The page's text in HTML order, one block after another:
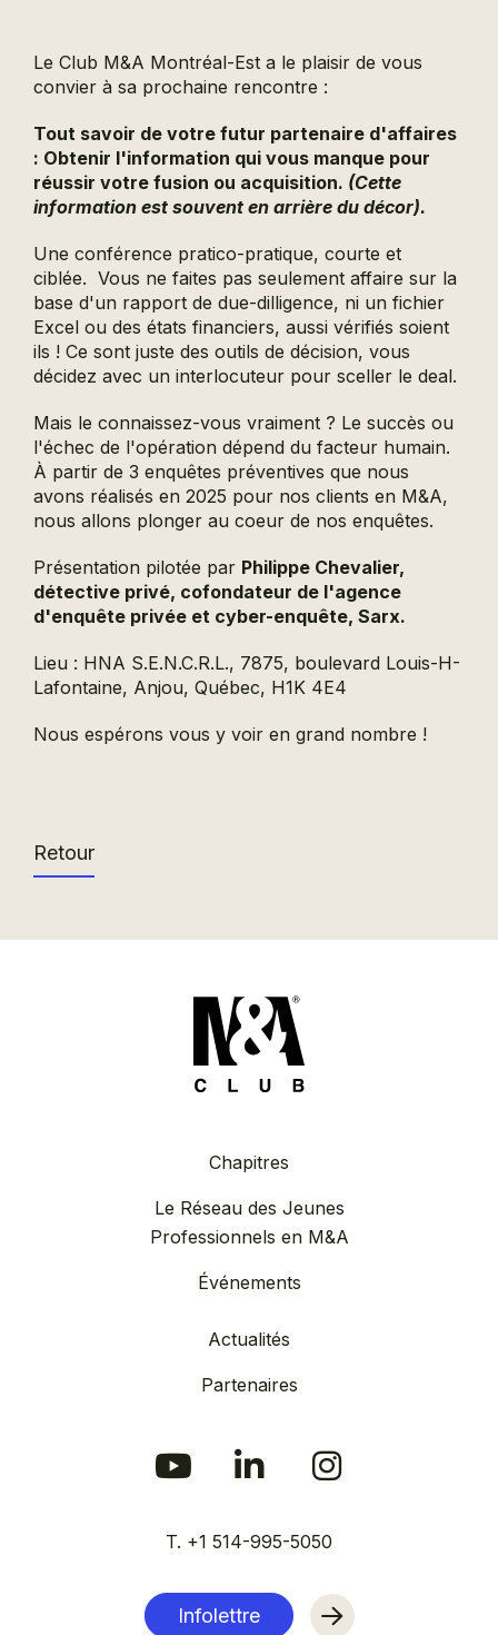
Le Club M&A Montréal-Est a le plaisir de vous
convier à sa prochaine rencontre :
Tout savoir de votre futur partenaire d'affaires
: Obtenir l'information qui vous manque pour
réussir votre fusion ou acquisition. (Cette
information est souvent en arrière du décor).
Une conférence pratico-pratique, courte et
ciblée. Vous ne faites pas seulement affaire sur la
base d'un rapport de due-dilligence, ni un fichier
Excel ou des états financiers, aussi vérifiés soient
ils ! Ce sont juste des outils de décision, vous
décidez avec un interlocuteur pour sceller le deal.
Mais le connaissez-vous vraiment ? Le succès ou
l'échec de l'opération dépend du facteur humain.
À partir de 3 enquêtes préventives que nous
avons réalisés en 2025 pour nos clients en M&A,
nous allons plonger au coeur de nos enquêtes.
Présentation pilotée par Philippe Chevalier,
détective privé, cofondateur de l'agence
d'enquête privée et cyber-enquête, Sarx.
Lieu : HNA S.E.N.C.R.L., 7875, boulevard Louis-H-
Lafontaine, Anjou, Québec, H1K 4E4
Nous espérons vous y voir en grand nombre !
Retour
Chapitres
Le Réseau des Jeunes
Professionnels en M&A
Événements
Actualités
Partenaires
T. +1 514-995-5050
Infolettre